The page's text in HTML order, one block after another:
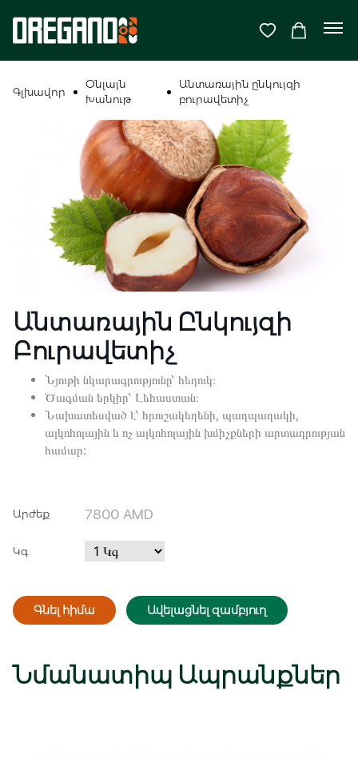
Մուտք Գրանցվել
Գլխավոր
Օնլայն
Խանութ
Անտառային ընկույզի
բուրավետիչ
Անտառային Ընկույզի
Բուրավետիչ
Նյութի նկարագրությունը՝ հեղուկ։
Ծագման երկիր՝ Լեհաստան։
Նախատեսված է՝ հրուշակեղենի, պաղպաղակի,
ալկոհոլային և ոչ ալկոհոլային խմիչքների արտադրության
համար:
Արժեք 7800 AMD
Կգ
Գնել հիմա Ավելացնել զամբյուղ
Նմանատիպ Ապրանքներ